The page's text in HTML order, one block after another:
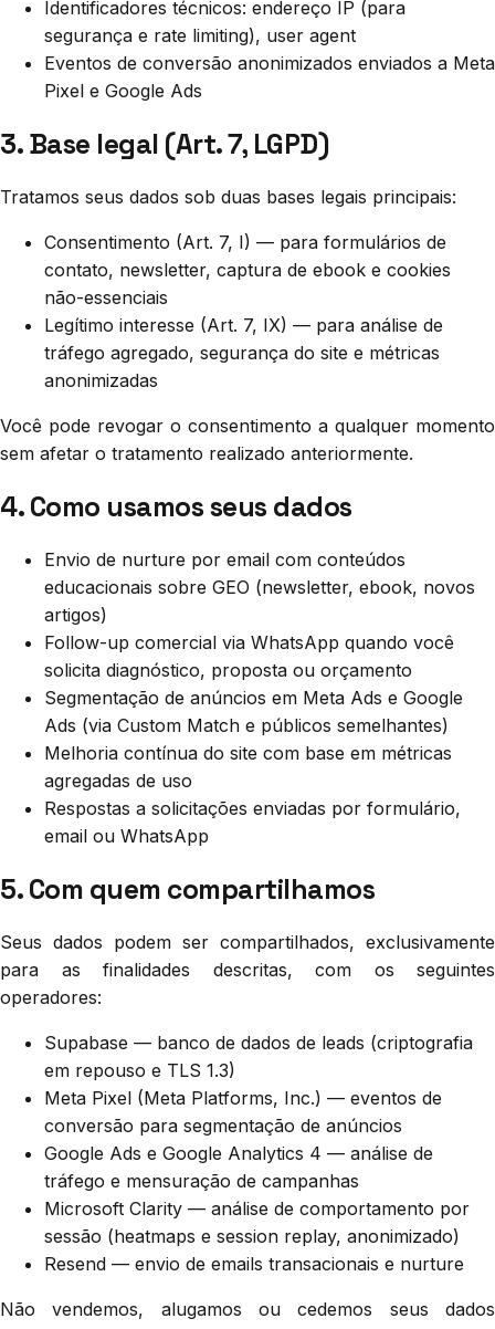
Identificadores técnicos: endereço IP (para
segurança e rate limiting), user agent
Eventos de conversão anonimizados enviados a Meta
Pixel e Google Ads
3. Base legal (Art. 7, LGPD)
Tratamos seus dados sob duas bases legais principais:
Consentimento (Art. 7, I) — para formulários de
contato, newsletter, captura de ebook e cookies
não-essenciais
Legítimo interesse (Art. 7, IX) — para análise de
tráfego agregado, segurança do site e métricas
anonimizadas
Você pode revogar o consentimento a qualquer momento
sem afetar o tratamento realizado anteriormente.
4. Como usamos seus dados
Envio de nurture por email com conteúdos
educacionais sobre GEO (newsletter, ebook, novos
artigos)
Follow-up comercial via WhatsApp quando você
solicita diagnóstico, proposta ou orçamento
Segmentação de anúncios em Meta Ads e Google
Ads (via Custom Match e públicos semelhantes)
Melhoria contínua do site com base em métricas
agregadas de uso
Respostas a solicitações enviadas por formulário,
email ou WhatsApp
5. Com quem compartilhamos
Seus dados podem ser compartilhados, exclusivamente
para as finalidades descritas, com os seguintes
operadores:
Supabase — banco de dados de leads (criptografia
em repouso e TLS 1.3)
Meta Pixel (Meta Platforms, Inc.) — eventos de
conversão para segmentação de anúncios
Google Ads e Google Analytics 4 — análise de
tráfego e mensuração de campanhas
Microsoft Clarity — análise de comportamento por
sessão (heatmaps e session replay, anonimizado)
Resend — envio de emails transacionais e nurture
Não vendemos, alugamos ou cedemos seus dados